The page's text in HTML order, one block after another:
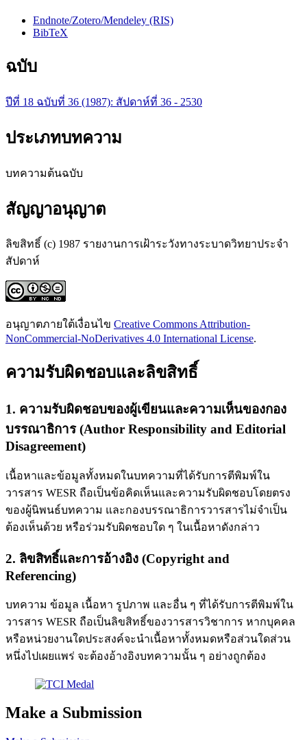
Endnote/Zotero/Mendeley (RIS)
BibTeX
ฉบับ
ปีที่ 18 ฉบับที่ 36 (1987): สัปดาห์ที่ 36 - 2530
ประเภทบทความ
บทความต้นฉบับ
สัญญาอนุญาต
ลิขสิทธิ์ (c) 1987 รายงานการเฝ้าระวังทางระบาดวิทยาประจำ
สัปดาห์
อนุญาตภายใต้เงื่อนไข Creative Commons Attribution-
NonCommercial-NoDerivatives 4.0 International License.
ความรับผิดชอบและลิขสิทธิ์
1. ความรับผิดชอบของผู้เขียนและความเห็นของกอง
บรรณาธิการ (Author Responsibility and Editorial
Disagreement)
เนื้อหาและข้อมูลทั้งหมดในบทความที่ได้รับการตีพิมพ์ใน
วารสาร WESR ถือเป็นข้อคิดเห็นและความรับผิดชอบโดยตรง
ของผู้นิพนธ์บทความ และกองบรรณาธิการวารสารไม่จำเป็น
ต้องเห็นด้วย หรือร่วมรับผิดชอบใด ๆ ในเนื้อหาดังกล่าว
2. ลิขสิทธิ์และการอ้างอิง (Copyright and
Referencing)
บทความ ข้อมูล เนื้อหา รูปภาพ และอื่น ๆ ที่ได้รับการตีพิมพ์ใน
วารสาร WESR ถือเป็นลิขสิทธิ์ของวารสารวิชาการ หากบุคคล
หรือหน่วยงานใดประสงค์จะนำเนื้อหาทั้งหมดหรือส่วนใดส่วน
หนึ่งไปเผยแพร่ จะต้องอ้างอิงบทความนั้น ๆ อย่างถูกต้อง
Make a Submission